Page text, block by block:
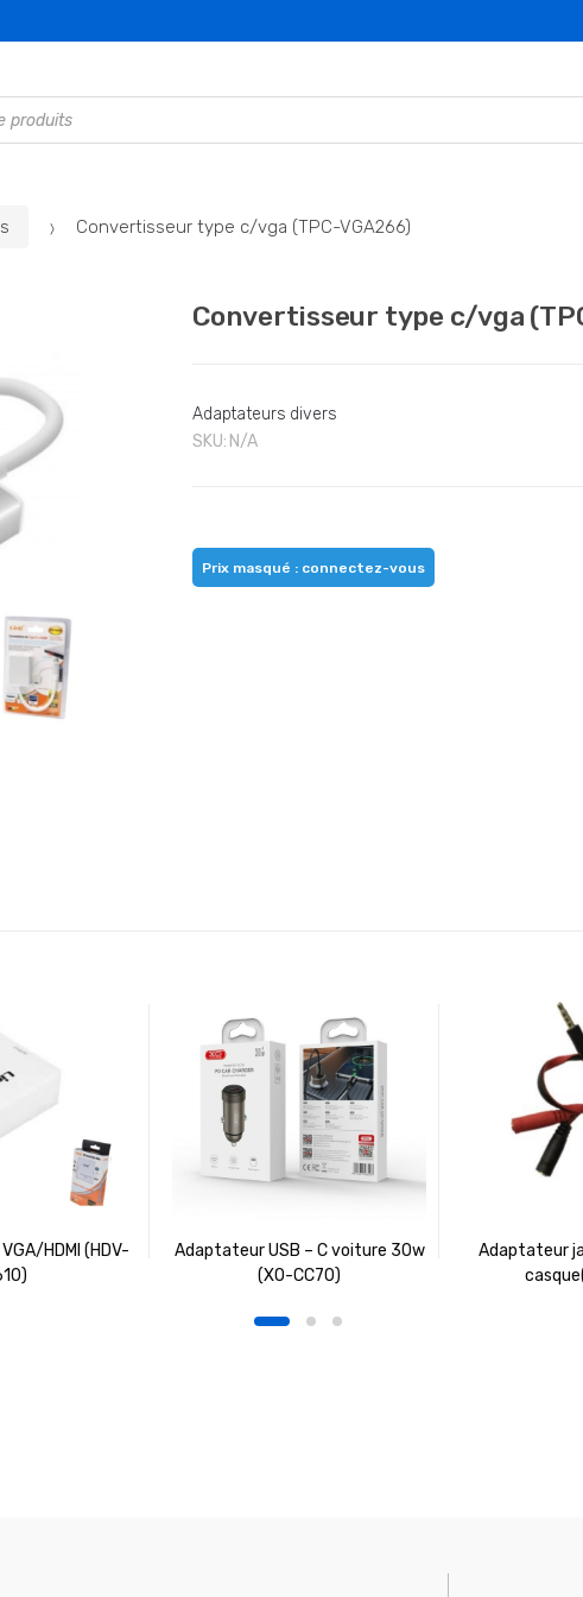
Convertisseur type c/vga (TPC-VGA266)
Convertisseur type c/vga
Adaptateurs divers
SKU: N/A
Prix masqué : connectez-vous
HDMI (HDV-
Adaptateur USB – C voiture 30w
(XO-CC70)
Adaptateur